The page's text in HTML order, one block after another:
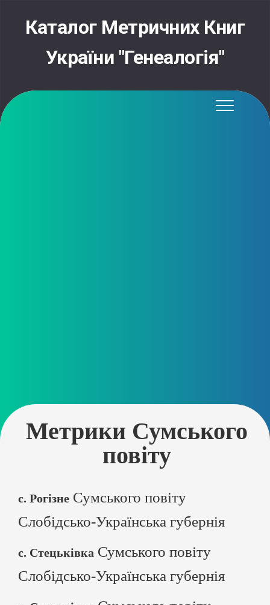
contentКаталог Метричних Книг
України "Генеалогія"
Метрики Сумського
повіту
с. Рогізне Сумського повіту
Слобідсько-Українська губернія
с. Стецьківка Сумського повіту
Слобідсько-Українська губернія